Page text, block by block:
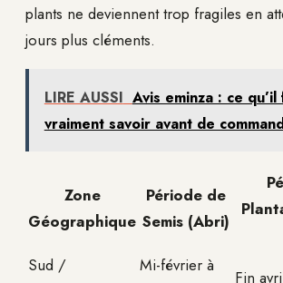
plants ne deviennent trop fragiles en
jours plus cléments.
LIRE AUSSI Avis eminza : ce qu’il
vraiment savoir avant de
Zone
Géographique
Période de
Semis (Abri)
Sud /
Mi-février à
Fin